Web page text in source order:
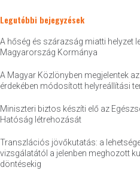
Legutóbbi bejegyzések
A hőség és szárazság miatti helyzet
Magyarország Kormánya
A Magyar Közlönyben megjelentek
érdekében módosított helyreállítási
Miniszteri biztos készíti elő az
Hatóság létrehozását
Transzlációs jövőkutatás: a
vizsgálatától a jelenben meghozott
döntésekig